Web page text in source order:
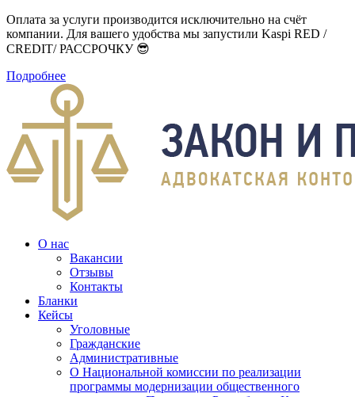
Оплата за услуги производится исключительно на счёт
компании. Для вашего удобства мы запустили Kaspi RED /
CREDIT/ РАССРОЧКУ 😎
Подробнее
О нас
Вакансии
Отзывы
Контакты
Бланки
Кейсы
Уголовные
Гражданские
Административные
О Национальной комиссии по реализации
программы модернизации общественного